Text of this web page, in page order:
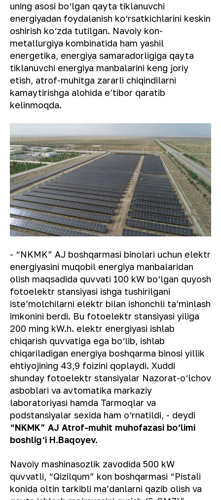
uning asosi bo‘lgan qayta tiklanuvchi
energiyadan foydalanish ko‘rsatkichlarini keskin
oshirish ko‘zda tutilgan. Navoiy kon-
metallurgiya kombinatida ham yashil
energetika, energiya samaradorligiga qayta
tiklanuvchi energiya manbalarini keng joriy
etish, atrof-muhitga zararli chiqindilarni
kamaytirishga alohida eʼtibor qaratib
kelinmoqda.
- “NKMK” AJ boshqarmasi binolari uchun elektr
energiyasini muqobil energiya manbalaridan
olish maqsadida quvvati 100 kW bo‘lgan quyosh
fotoelektr stansiyasi ishga tushirilgani
isteʼmolchilarni elektr bilan ishonchli taʼminlash
imkonini berdi. Bu fotoelektr stansiyasi yiliga
200 ming kW.h. elektr energiyasi ishlab
chiqarish quvvatiga ega bo‘lib, ishlab
chiqariladigan energiya boshqarma binosi yillik
ehtiyojining 43,9 foizini qoplaydi. Xuddi
shunday fotoelektr stansiyalar Nazorat-o‘lchov
asboblari va avtomatika markaziy
laboratoriyasi hamda Tarmoqlar va
podstansiyalar sexida ham o‘rnatildi, - deydi
“NKMK” AJ Atrof-muhit muhofazasi bo‘limi
boshlig‘i H.Baqoyev.
Navoiy mashinasozlik zavodida 500 kW
quvvatli, “Qizilqum” kon boshqarmasi “Pistali
konida oltin tarkibli maʼdanlarni qazib olish va